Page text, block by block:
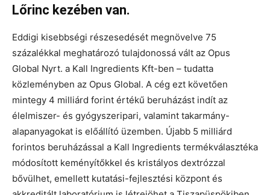
Lőrinc kezében van.
Eddigi kisebbségi részesedését megnövelve 75
százalékkal meghatározó tulajdonossá vált az Opus
Global Nyrt. a Kall Ingredients Kft-ben – tudatta
közleményben az Opus Global. A cég ezt követően
mintegy 4 milliárd forint értékű beruházást indít az
élelmiszer- és gyógyszeripari, valamint takarmány-
alapanyagokat is előállító üzemben. Újabb 5 milliárd
forintos beruházással a Kall Ingredients termékválasztéka
módosított keményítőkkel és kristályos dextrózzal
bővülhet, emellett kutatási-fejlesztési központ és